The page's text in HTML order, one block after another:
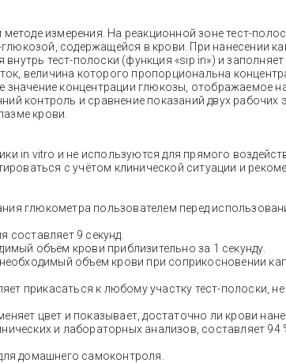
измерения. На реакционной зоне тест-
содержащейся в крови. При нанесении
тест-полоски (функция «sip in») и
величина которого пропорциональна
значение концентрации глюкозы, отображаемое
контроль и сравнение показаний двух
крови.
in vitro и не используются для прямого
с учётом клинической ситуации и
глюкометра пользователем перед
составляет 9 секунд.
объём крови приблизительно за 1 секунду.
объем крови при соприкосновении
прикасаться к любому участку тест-полоски,
цвет и показывает, достаточно ли крови
и лабораторных анализов, составляет 94
домашнего самоконтроля.